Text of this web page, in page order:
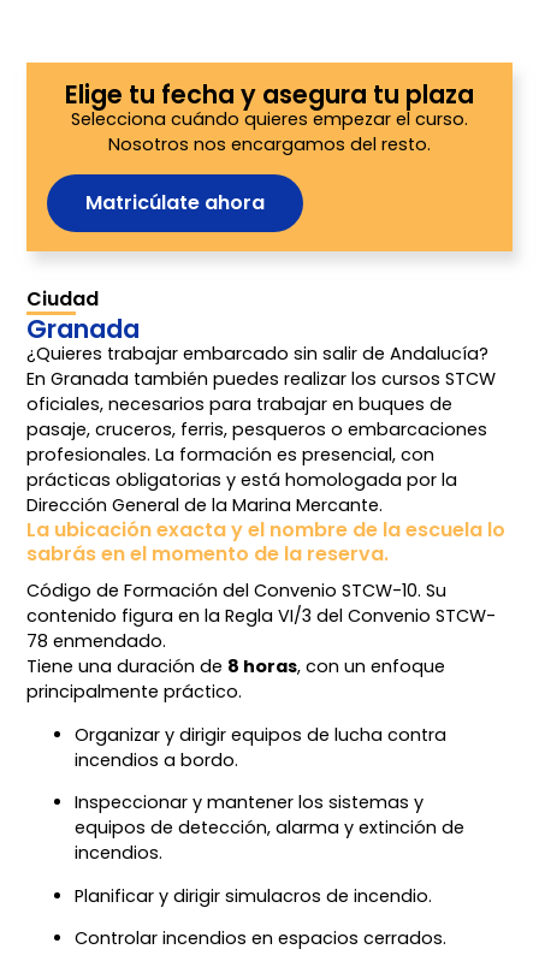
Ciudad
Granada
¿Quieres trabajar embarcado sin salir de Andalucía?
En Granada también puedes realizar los cursos STCW
oficiales, necesarios para trabajar en buques de
pasaje, cruceros, ferris, pesqueros o embarcaciones
profesionales. La formación es presencial, con
prácticas obligatorias y está homologada por la
Dirección General de la Marina Mercante.
La ubicación exacta y el nombre de la escuela lo
sabrás en el momento de la reserva.
Código de Formación del Convenio STCW-10. Su
contenido figura en la Regla VI/3 del Convenio STCW-
78 enmendado.
Tiene una duración de 8 horas, con un enfoque
principalmente práctico.
Organizar y dirigir equipos de lucha contra
incendios a bordo.
Inspeccionar y mantener los sistemas y
equipos de detección, alarma y extinción de
incendios.
Planificar y dirigir simulacros de incendio.
Controlar incendios en espacios cerrados.
Elige tu fecha y asegura tu plaza
Selecciona cuándo quieres empezar el curso.
Nosotros nos encargamos del resto.
Matricúlate ahora